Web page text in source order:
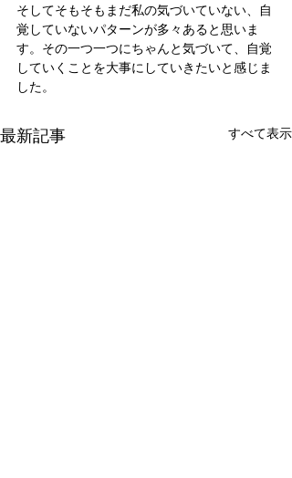
そしてそもそもまだ私の気づいていない、自
覚していないパターンが多々あると思いま
す。その一つ一つにちゃんと気づいて、自覚
していくことを大事にしていきたいと感じま
した。
最新記事 すべて表示